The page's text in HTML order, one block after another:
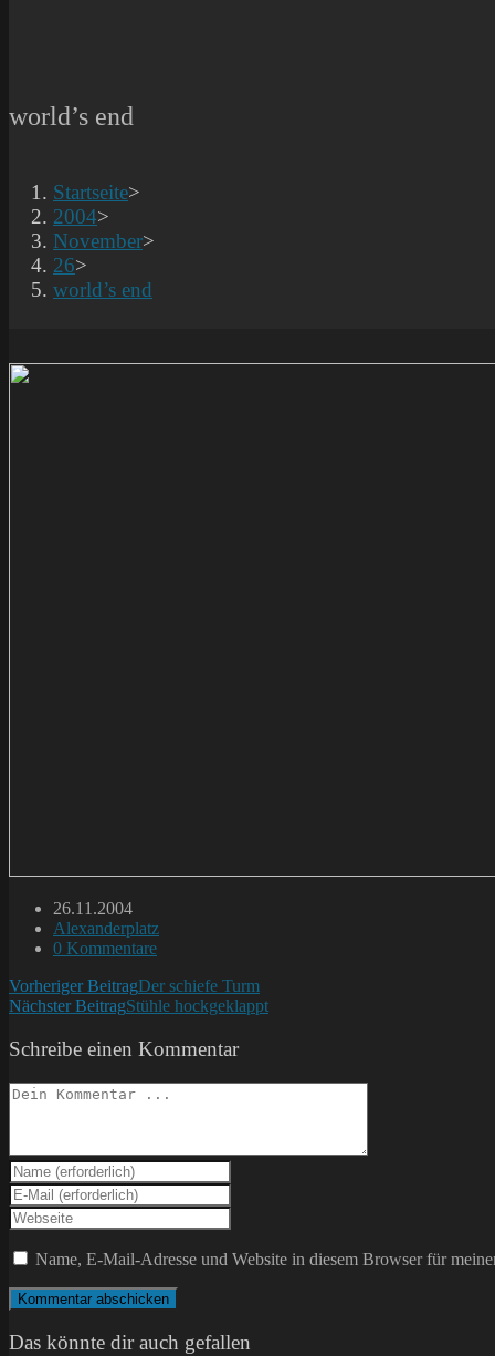
world’s end
Startseite>
2004>
November>
26>
world’s end
Beitrag
veröffentlicht:
26.11.2004
Beitrags-
Kategorie:
Alexanderplatz
Beitrags-
0 Kommentare
Weitere
Artikel
ansehen
Vorheriger BeitragDer schiefe Turm
Nächster BeitragStühle hockgeklappt
Schreibe einen Kommentar
Kommentieren
Gib
deinen
Namen
oder
Benutzernamen
zum
Kommentieren
ein
Gib
deine
E-
Mail-
Adresse
zum
Kommentieren
ein
Gib
deine
Website-
ein
(optional)
Name, E-Mail-Adresse und Website in diesem Browser für
Das könnte dir auch gefallen